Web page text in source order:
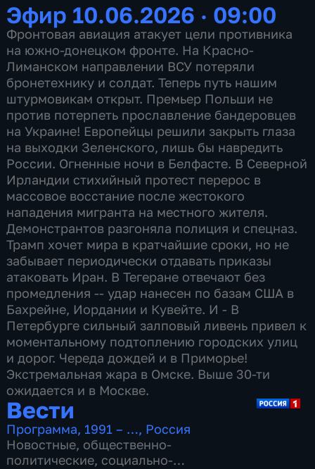
Эфир 10.06.2026 · 09:00
Фронтовая авиация атакует цели противника
на южно-донецком фронте. На Красно-
Лиманском направлении ВСУ потеряли
бронетехнику и солдат. Теперь путь нашим
штурмовикам открыт. Премьер Польши не
против потерпеть прославление бандеровцев
на Украине! Европейцы решили закрыть глаза
на выходки Зеленского, лишь бы навредить
России. Огненные ночи в Белфасте. В Северной
Ирландии стихийный протест перерос в
массовое восстание после жестокого
нападения мигранта на местного жителя.
Демонстрантов разгоняла полиция и спецназ.
Трамп хочет мира в кратчайшие сроки, но не
забывает периодически отдавать приказы
атаковать Иран. В Тегеране отвечают без
промедления -- удар нанесен по базам США в
Бахрейне, Иордании и Кувейте. И - В
Петербурге сильный залповый ливень привел к
моментальному подтоплению городских улиц
и дорог. Череда дождей и в Приморье!
Экстремальная жара в Омске. Выше 30-ти
ожидается и в Москве.
Вести
Программа, 1991 – …, Россия
Новостные, общественно-
политические, социально-